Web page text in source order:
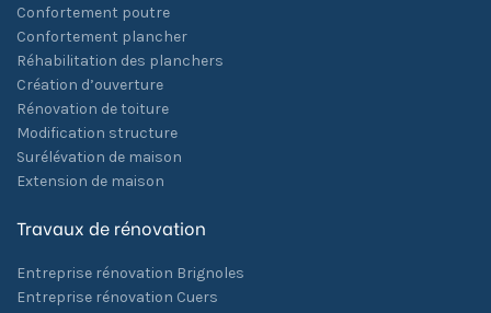
Confortement poutre
Confortement plancher
Réhabilitation des planchers
Création d’ouverture
Rénovation de toiture
Modification structure
Surélévation de maison
Extension de maison
Travaux de rénovation
Entreprise rénovation Brignoles
Entreprise rénovation Cuers